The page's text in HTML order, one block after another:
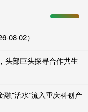
08-02）
头部巨头探寻合作共生
“活水”流入重庆科创产